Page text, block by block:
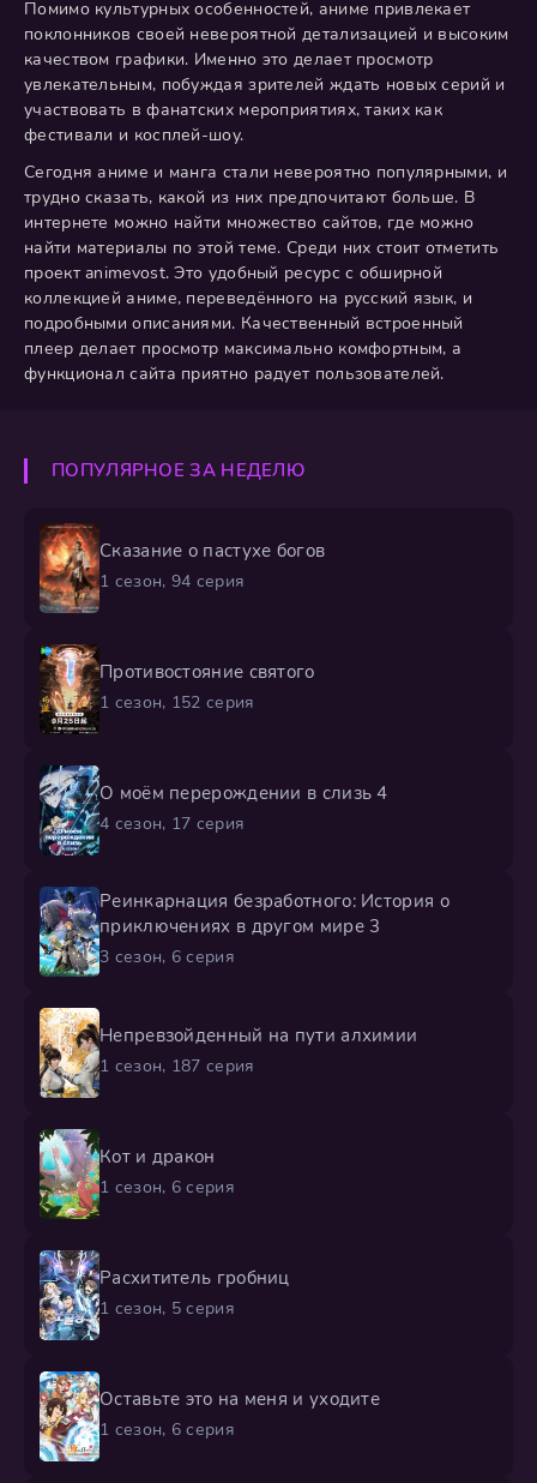
Помимо культурных особенностей, аниме привлекает
поклонников своей невероятной детализацией и высоким
качеством графики. Именно это делает просмотр
увлекательным, побуждая зрителей ждать новых серий и
участвовать в фанатских мероприятиях, таких как
фестивали и косплей-шоу.
Сегодня аниме и манга стали невероятно популярными, и
трудно сказать, какой из них предпочитают больше. В
интернете можно найти множество сайтов, где можно
найти материалы по этой теме. Среди них стоит отметить
проект animevost. Это удобный ресурс с обширной
коллекцией аниме, переведённого на русский язык, и
подробными описаниями. Качественный встроенный
плеер делает просмотр максимально комфортным, а
функционал сайта приятно радует пользователей.
ПОПУЛЯРНОЕ ЗА НЕДЕЛЮ
Сказание о пастухе богов
1 сезон, 94 серия
Противостояние святого
1 сезон, 152 серия
О моём перерождении в слизь 4
4 сезон, 17 серия
Реинкарнация безработного: История о
приключениях в другом мире 3
3 сезон, 6 серия
Непревзойденный на пути алхимии
1 сезон, 187 серия
Кот и дракон
1 сезон, 6 серия
Расхититель гробниц
1 сезон, 5 серия
Оставьте это на меня и уходите
1 сезон, 6 серия